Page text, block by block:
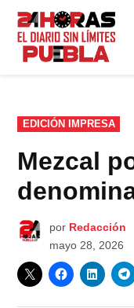
Saltar
contenido
PUBLICADO
EN
EDICIÓN IMPRESA
Mezcal
por Redacción
mayo 28, 2026